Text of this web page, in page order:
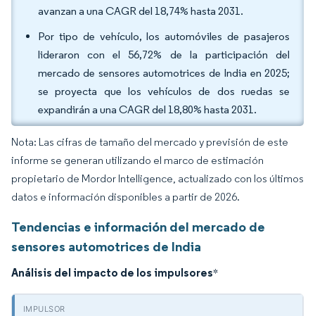
avanzan a una CAGR del 18,74% hasta 2031.
Por tipo de vehículo, los automóviles de pasajeros
lideraron con el 56,72% de la participación del
mercado de sensores automotrices de India en 2025;
se proyecta que los vehículos de dos ruedas se
expandirán a una CAGR del 18,80% hasta 2031.
Nota: Las cifras de tamaño del mercado y previsión de este
informe se generan utilizando el marco de estimación
propietario de Mordor Intelligence, actualizado con los últimos
datos e información disponibles a partir de 2026.
Tendencias e información del mercado de
sensores automotrices de India
Análisis del impacto de los impulsores*